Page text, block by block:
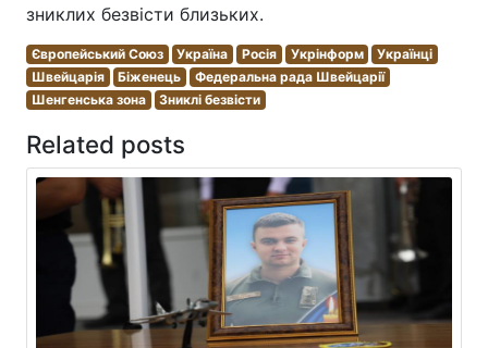
зниклих безвісти близьких.
Європейський Союз Україна Росія Укрінформ
Українці
Швейцарія
Біженець
Федеральна рада Швейцарії
Шенгенська зона
Зниклі безвісти
Related posts